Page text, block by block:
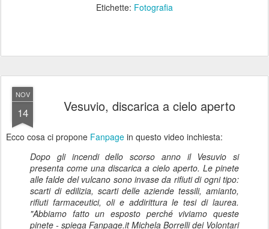
Etichette: Fotografia
NOV
14 Vesuvio, discarica a cielo aperto
Ecco cosa ci propone Fanpage in questo video inchiesta:
Dopo gli incendi dello scorso anno il Vesuvio si
presenta come una discarica a cielo aperto. Le pinete
alle falde del vulcano sono invase da rifiuti di ogni tipo:
scarti di edilizia, scarti delle aziende tessili, amianto,
rifiuti farmaceutici, oli e addirittura le tesi di laurea.
"Abbiamo fatto un esposto perché viviamo queste
pinete - spiega Fanpage.it Michela Borrelli dei Volontari